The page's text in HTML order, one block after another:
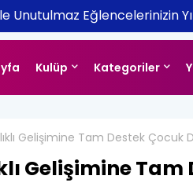
Unutulmaz Eğlencelerinizin
Kulüp Kategoriler
Gelişimine Tam Destek Çocuk
Gelişimine